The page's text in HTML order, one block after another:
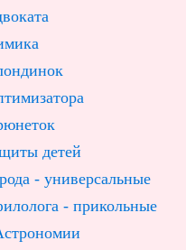
детей
- универсальные
- прикольные